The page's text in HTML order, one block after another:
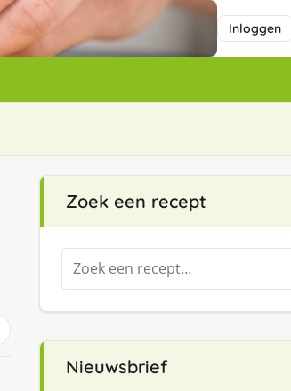
Inloggen
Zoek een recept
Zoeken
naar:
Nieuwsbrief